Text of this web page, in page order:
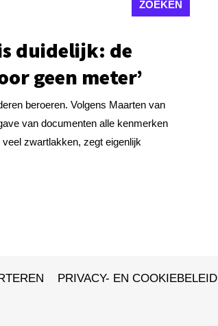
duidelijk: de
geen meter’
beroeren. Volgens Maarten van
van documenten alle kenmerken
zwartlakken, zegt eigenlijk
PRIVACY- EN COOKIEBELEID